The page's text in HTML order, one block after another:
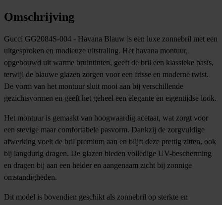
Omschrijving
Gucci GG2084S-004 - Havana Blauw is een luxe zonnebril met een
uitgesproken en modieuze uitstraling. Het havana montuur,
opgebouwd uit warme bruintinten, geeft de bril een klassieke basis,
terwijl de blauwe glazen zorgen voor een frisse en moderne twist.
De vorm van het montuur sluit mooi aan bij verschillende
gezichtsvormen en geeft het geheel een elegante en eigentijdse look.
Het montuur is gemaakt van hoogwaardig acetaat, wat zorgt voor
een stevige maar comfortabele pasvorm. Dankzij de zorgvuldige
afwerking voelt de bril premium aan en blijft deze prettig zitten, ook
bij langdurig dragen. De glazen bieden volledige UV-bescherming
en dragen bij aan een helder en aangenaam zicht bij zonnige
omstandigheden.
Dit model is bovendien geschikt als zonnebril op sterkte en